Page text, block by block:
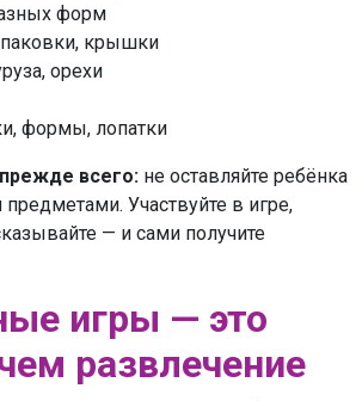
форм
крышки
орехи
формы, лопатки
всего: не оставляйте ребёнка
Участвуйте в игре,
— и сами получите
игры — это
развлечение